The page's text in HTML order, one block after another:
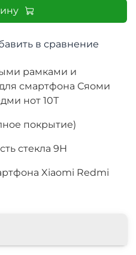
в сравнение
рамками и
смартфона Сяоми
нот 10Т
покрытие)
стекла 9Н
Xiaomi Redmi